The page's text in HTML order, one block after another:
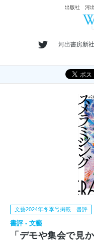
出版社 河出
河出書房新社
文藝2024年冬季号掲載 書評
書評 - 文藝
「デモや集会で見